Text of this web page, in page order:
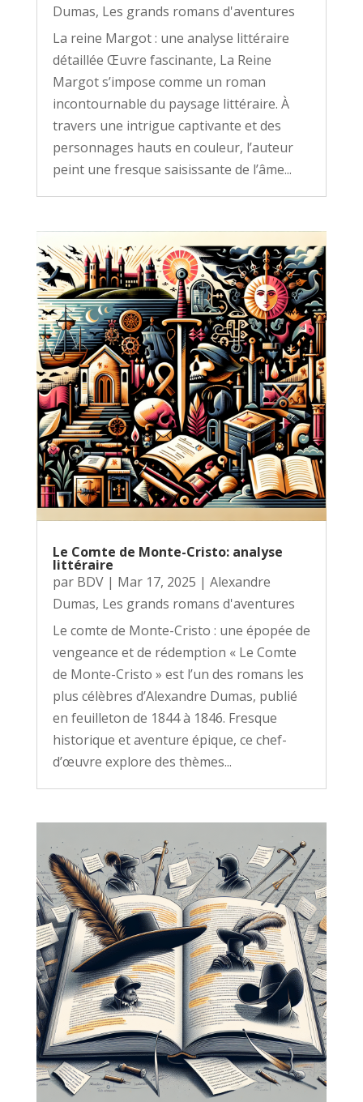
Dumas, Les grands romans d'aventures
La reine Margot : une analyse littéraire
détaillée Œuvre fascinante, La Reine
Margot s’impose comme un roman
incontournable du paysage littéraire. À
travers une intrigue captivante et des
personnages hauts en couleur, l’auteur
peint une fresque saisissante de l’âme...
Le Comte de Monte-Cristo: analyse
littéraire
par BDV| Mar 17, 2025 | Alexandre
Dumas, Les grands romans d'aventures
Le comte de Monte-Cristo : une épopée de
vengeance et de rédemption « Le Comte
de Monte-Cristo » est l’un des romans les
plus célèbres d’Alexandre Dumas, publié
en feuilleton de 1844 à 1846. Fresque
historique et aventure épique, ce chef-
d’œuvre explore des thèmes...